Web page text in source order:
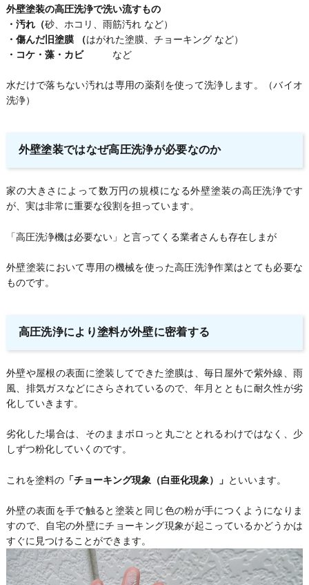
外壁塗装の高圧洗浄で洗い流すもの
・汚れ（砂、ホコリ、雨筋汚れ など）
・傷んだ旧塗膜 （はがれた塗膜、チョーキング など）
・コケ・藻・カビなど
水だけで落ちない汚れは専用の薬剤を使って洗浄します。（バイオ
洗浄）
外壁塗装ではなぜ高圧洗浄が必要なのか
家の大きさによって数万円の規模になる外壁塗装の高圧洗浄です
が、実は非常に重要な役割を担っています。
「高圧洗浄機は必要ない」と言ってくる業者さんも存在しまが
外壁塗装において専用の機械を使った高圧洗浄作業はとても必要な
ものです。
高圧洗浄により塗料が外壁に密着する
外壁や屋根の表面に塗装してできた塗膜は、毎日屋外で紫外線、雨
風、排気ガスなどにさらされているので、年月とともに耐久性が劣
化していきます。
劣化した場合は、そのままボロっと丸ごととれるわけではなく、少
しずつ粉化していくのです。
これを塗料の「チョーキング現象（白亜化現象）」 といいます。
外壁の表面を手で触ると塗装と同じ色の粉が手につくようになりま
すので、自宅の外壁にチョーキング現象が起こっているかどうかは
すぐに見つけることができます。